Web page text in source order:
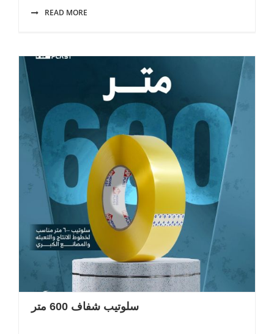
READ MORE
سلوتيب شفاف 600 متر